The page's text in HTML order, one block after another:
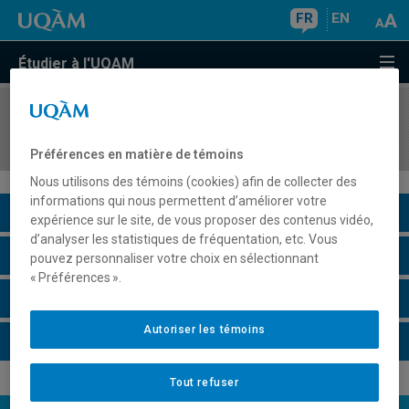
FR EN
Étudier à l'UQAM
COURS//
Description du cours
Horaire - Été 2026
Préférences en matière de témoins
Nous utilisons des témoins (cookies) afin de collecter des
informations qui nous permettent d’améliorer votre
expérience sur le site, de vous proposer des contenus vidéo,
d’analyser les statistiques de fréquentation, etc. Vous
pouvez personnaliser votre choix en sélectionnant
« Préférences ».
Tout refuser
Autoriser les témoins